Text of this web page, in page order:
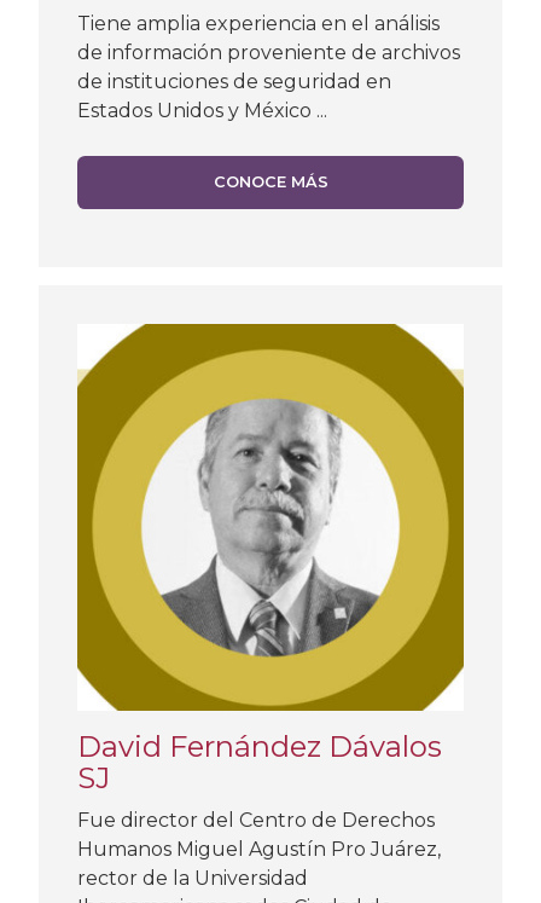
Tiene amplia experiencia en el análisis
de información proveniente de archivos
de instituciones de seguridad en
Estados Unidos y México ...
CONOCE MÁS
David Fernández Dávalos
SJ
Fue director del Centro de Derechos
Humanos Miguel Agustín Pro Juárez,
rector de la Universidad